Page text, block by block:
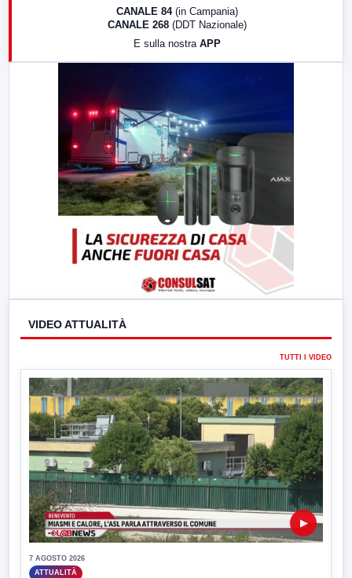
CANALE 84 (in Campania)
CANALE 268 (DDT Nazionale)
E sulla nostra APP
VIDEO ATTUALITÀ
TUTTI I VIDEO
▶
7 AGOSTO 2026
ATTUALITÀ